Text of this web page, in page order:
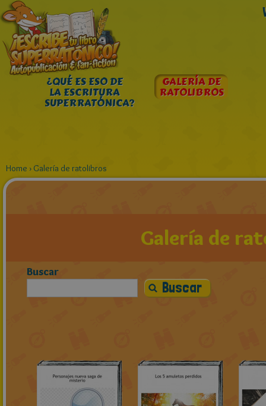
¿QUÉ ES ESO DE
LA ESCRITURA
SUPERRATÓNICA?
GALERÍA DE
RATOLIBROS
Home › Galería de ratolibros
Galería de
Buscar